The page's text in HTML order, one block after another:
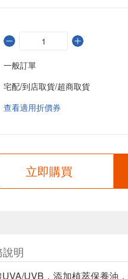
一般訂單
宅配/到店取貨/超商取貨
查看適用折價券
立即購買
明
UVB，添加植萃保養油